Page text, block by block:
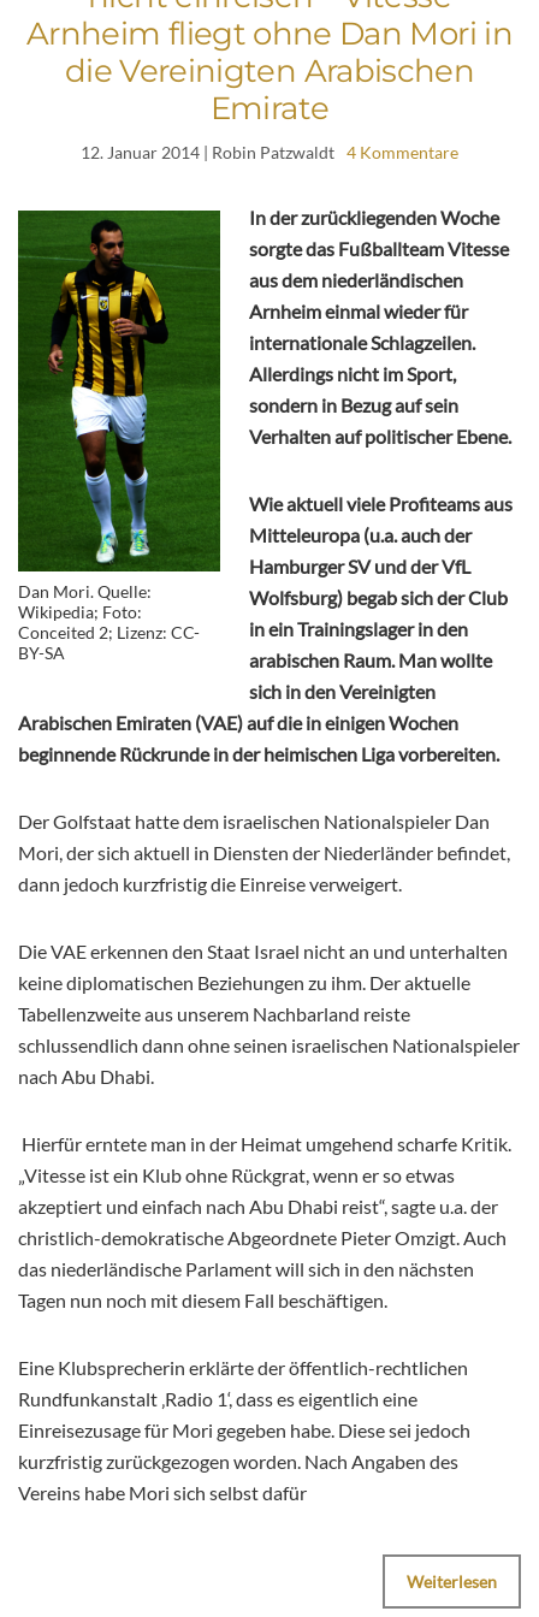
Arnheim fliegt ohne Dan Mori in
die Vereinigten Arabischen
Emirate
12. Januar 2014 | Robin Patzwaldt 4 Kommentare
Dan Mori. Quelle:
Wikipedia; Foto:
Conceited 2; Lizenz: CC-
BY-SA
In der zurückliegenden Woche
sorgte das Fußballteam Vitesse
aus dem niederländischen
Arnheim einmal wieder für
internationale Schlagzeilen.
Allerdings nicht im Sport,
sondern in Bezug auf sein
Verhalten auf politischer Ebene.
Wie aktuell viele Profiteams aus
Mitteleuropa (u.a. auch der
Hamburger SV und der VfL
Wolfsburg) begab sich der Club
in ein Trainingslager in den
arabischen Raum. Man wollte
sich in den Vereinigten
Arabischen Emiraten (VAE) auf die in einigen Wochen
beginnende Rückrunde in der heimischen Liga vorbereiten.
Der Golfstaat hatte dem israelischen Nationalspieler Dan
Mori, der sich aktuell in Diensten der Niederländer befindet,
dann jedoch kurzfristig die Einreise verweigert.
Die VAE erkennen den Staat Israel nicht an und unterhalten
keine diplomatischen Beziehungen zu ihm. Der aktuelle
Tabellenzweite aus unserem Nachbarland reiste
schlussendlich dann ohne seinen israelischen Nationalspieler
nach Abu Dhabi.
Hierfür erntete man in der Heimat umgehend scharfe Kritik.
„Vitesse ist ein Klub ohne Rückgrat, wenn er so etwas
akzeptiert und einfach nach Abu Dhabi reist“, sagte u.a. der
christlich-demokratische Abgeordnete Pieter Omzigt. Auch
das niederländische Parlament will sich in den nächsten
Tagen nun noch mit diesem Fall beschäftigen.
Eine Klubsprecherin erklärte der öffentlich-rechtlichen
Rundfunkanstalt ‚Radio 1‘, dass es eigentlich eine
Einreisezusage für Mori gegeben habe. Diese sei jedoch
kurzfristig zurückgezogen worden. Nach Angaben des
Vereins habe Mori sich selbst dafür
Weiterlesen